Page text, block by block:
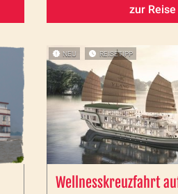
zur Reise
NEU REISETIPP
Wellnesskreuzfahrt